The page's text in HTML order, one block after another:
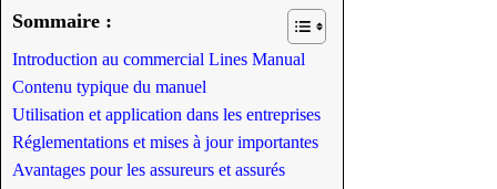
Sommaire :
Introduction au commercial Lines Manual
Contenu typique du manuel
Utilisation et application dans les entreprises
Réglementations et mises à jour importantes
Avantages pour les assureurs et assurés